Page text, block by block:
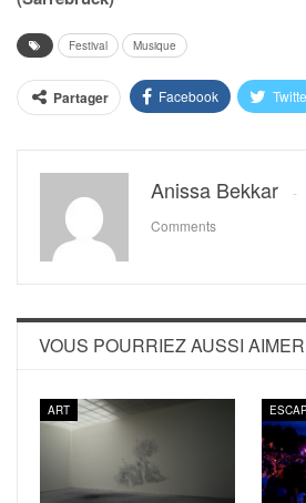
Festival Musique
Partager Facebook
Anissa Bekkar
Comments
VOUS POURRIEZ AUSSI AIMER
ART